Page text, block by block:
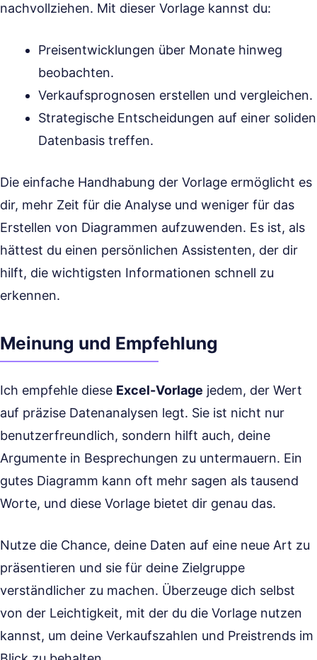
nachvollziehen. Mit dieser Vorlage kannst du:
Preisentwicklungen über Monate hinweg
beobachten.
Verkaufsprognosen erstellen und vergleichen.
Strategische Entscheidungen auf einer soliden
Datenbasis treffen.
Die einfache Handhabung der Vorlage ermöglicht es
dir, mehr Zeit für die Analyse und weniger für das
Erstellen von Diagrammen aufzuwenden. Es ist, als
hättest du einen persönlichen Assistenten, der dir
hilft, die wichtigsten Informationen schnell zu
erkennen.
Meinung und Empfehlung
Ich empfehle diese Excel-Vorlage jedem, der Wert
auf präzise Datenanalysen legt. Sie ist nicht nur
benutzerfreundlich, sondern hilft auch, deine
Argumente in Besprechungen zu untermauern. Ein
gutes Diagramm kann oft mehr sagen als tausend
Worte, und diese Vorlage bietet dir genau das.
Nutze die Chance, deine Daten auf eine neue Art zu
präsentieren und sie für deine Zielgruppe
verständlicher zu machen. Überzeuge dich selbst
von der Leichtigkeit, mit der du die Vorlage nutzen
kannst, um deine Verkaufszahlen und Preistrends im